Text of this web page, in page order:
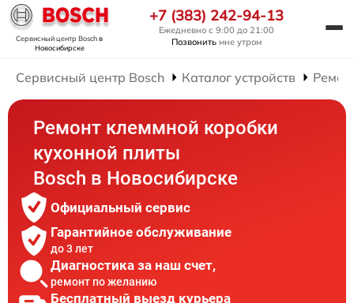
Сервисный центр Boschв
Новосибирске
+7 (383) 242-94-13
Ежедневно с 9:00 до 21:00
Позвонить мне утром
Сервисный центр Bosch Каталог устройств
Ремонт клеммной коробки
кухонной плиты
Bosch в Новосибирске
Официальный сервис
Гарантийное обслуживание
до 3 лет
Диагностика за наш счет,
ремонт по желанию
Бесплатный выезд курьера